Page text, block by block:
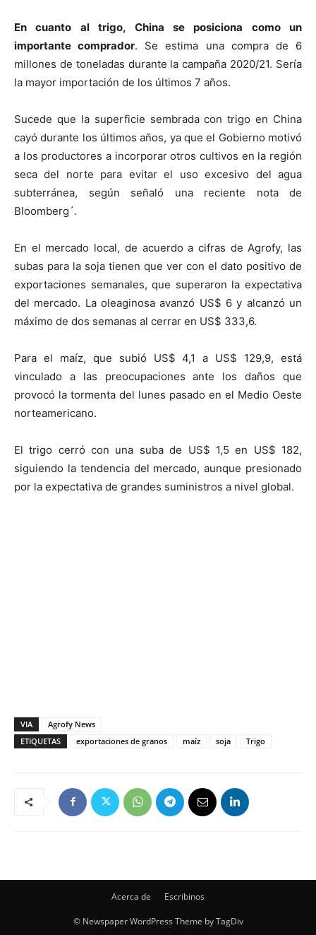
En cuanto al trigo, China se posiciona como un
importante comprador. Se estima una compra de 6
millones de toneladas durante la campaña 2020/21. Sería
la mayor importación de los últimos 7 años.
Sucede que la superficie sembrada con trigo en China
cayó durante los últimos años, ya que el Gobierno motivó
a los productores a incorporar otros cultivos en la región
seca del norte para evitar el uso excesivo del agua
subterránea, según señaló una reciente nota de
Bloomberg´.
En el mercado local, de acuerdo a cifras de Agrofy, las
subas para la soja tienen que ver con el dato positivo de
exportaciones semanales, que superaron la expectativa
del mercado. La oleaginosa avanzó US$ 6 y alcanzó un
máximo de dos semanas al cerrar en US$ 333,6.
Para el maíz, que subió US$ 4,1 a US$ 129,9, está
vinculado a las preocupaciones ante los daños que
provocó la tormenta del lunes pasado en el Medio Oeste
norteamericano.
El trigo cerró con una suba de US$ 1,5 en US$ 182,
siguiendo la tendencia del mercado, aunque presionado
por la expectativa de grandes suministros a nivel global.
VIA
Agrofy News
ETIQUETAS
exportaciones de granos maíz soja Trigo
Acerca de Escribinos
© Newspaper WordPress Theme by TagDiv